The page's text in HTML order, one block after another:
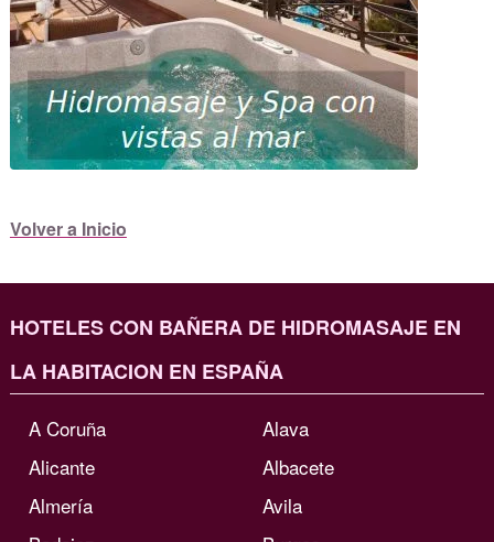
Volver a Inicio
HOTELES CON BAÑERA DE HIDROMASAJE EN
LA HABITACION EN ESPAÑA
A Coruña
Alava
Alicante
Albacete
Almería
Avila